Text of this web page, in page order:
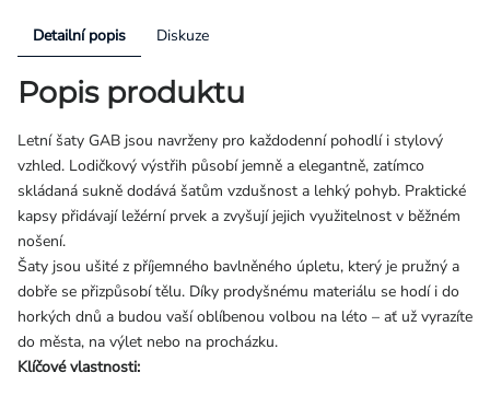
Detailní popis Diskuze
Popis produktu
Letní šaty GAB jsou navrženy pro každodenní pohodlí i stylový
vzhled. Lodičkový výstřih působí jemně a elegantně, zatímco
skládaná sukně dodává šatům vzdušnost a lehký pohyb. Praktické
kapsy přidávají ležérní prvek a zvyšují jejich využitelnost v běžném
nošení.
Šaty jsou ušité z příjemného bavlněného úpletu, který je pružný a
dobře se přizpůsobí tělu. Díky prodyšnému materiálu se hodí i do
horkých dnů a budou vaší oblíbenou volbou na léto – ať už vyrazíte
do města, na výlet nebo na procházku.
Klíčové vlastnosti: